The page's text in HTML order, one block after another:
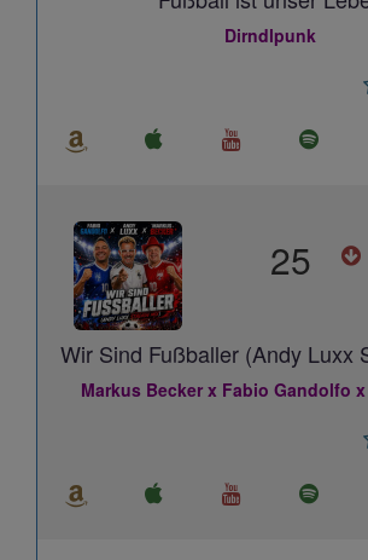
Dirndlpunk
25
Wir Sind Fußballer (Andy Luxx
Markus Becker x Fabio Gandolfo